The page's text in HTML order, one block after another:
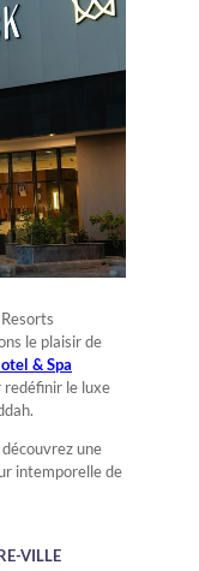
le plaisir de
& Spa
redéfinir le luxe
une
intemporelle de
VILLE